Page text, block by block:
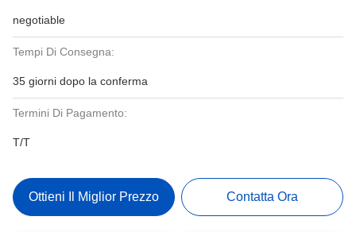
negotiable
Tempi Di Consegna:
35 giorni dopo la conferma
Termini Di Pagamento:
T/T
Ottieni Il Miglior Prezzo Contatta Ora